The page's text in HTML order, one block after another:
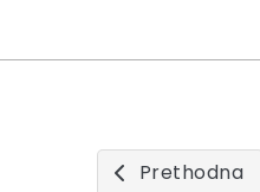
Prethodna